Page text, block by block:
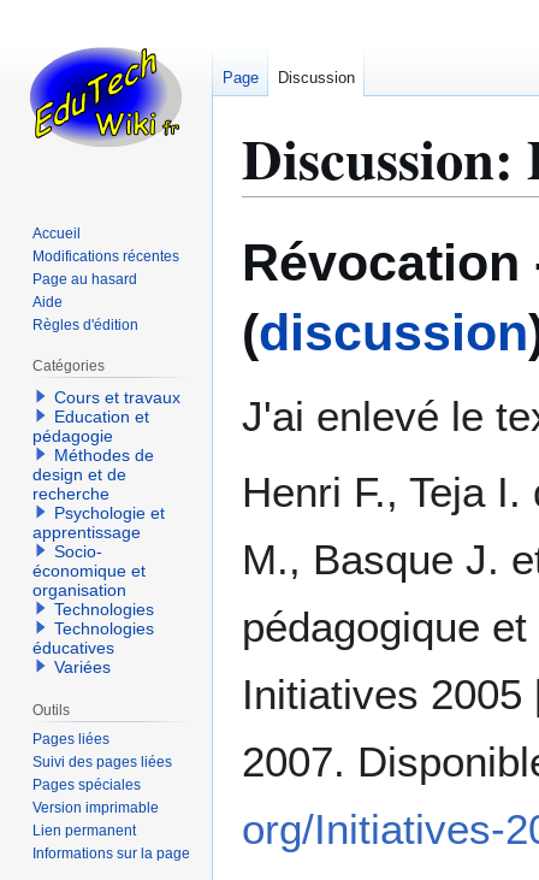
Discussion:
la
navigation
la
recherche
(discussion
J'ai enlevé le
Henri F., Teja
M., Basque J.
pédagogique
Initiatives
2007.
org/Initiatives-
Page Discussion
Accueil
Modifications récentes
Page au hasard
Aide
Règles d'édition
Catégories
Cours et travaux
Education et
pédagogie
Méthodes de
design et de
recherche
Psychologie et
apprentissage
Socio-
économique et
organisation
Technologies
Technologies
éducatives
Variées
Outils
Pages liées
Suivi des pages liées
Pages spéciales
Version imprimable
Lien permanent
Informations sur la page